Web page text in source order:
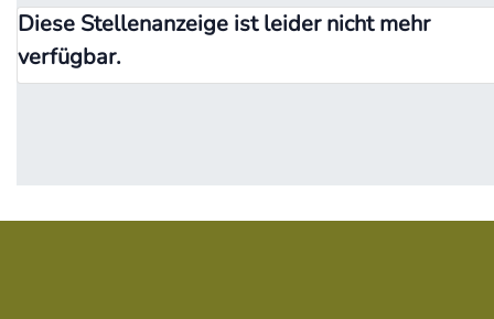
Diese Stellenanzeige ist leider nicht mehr
verfügbar.